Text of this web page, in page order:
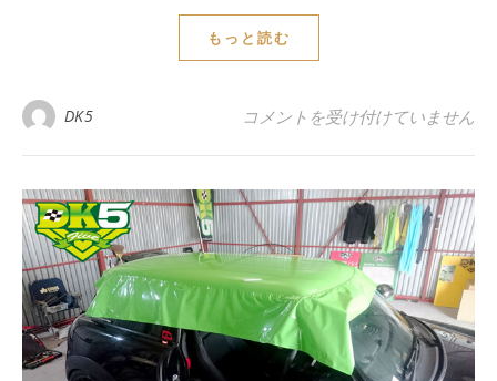
もっと読む
DK5 BMW MINI R56 JCW フロントラ
コメントを受け付けていません